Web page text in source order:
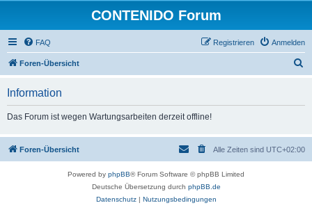
CONTENIDO Forum
FAQ Anmelden
Registrieren
Foren-Übersicht
Information
Das Forum ist wegen Wartungsarbeiten derzeit offline!
Foren-Übersicht Alle Zeiten sind UTC+02:00
Powered by phpBB® Forum Software © phpBB Limited
Deutsche Übersetzung durch phpBB.de
Datenschutz| Nutzungsbedingungen